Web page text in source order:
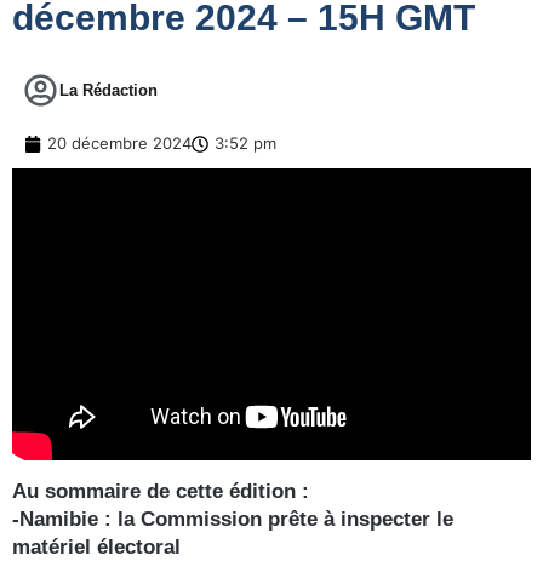
décembre 2024 – 15H GMT
La Rédaction
20 décembre 2024 3:52 pm
Au sommaire de cette édition :
-Namibie : la Commission prête à inspecter le
matériel électoral